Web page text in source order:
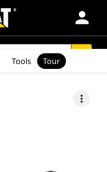
person
more_vert
Tools Tour